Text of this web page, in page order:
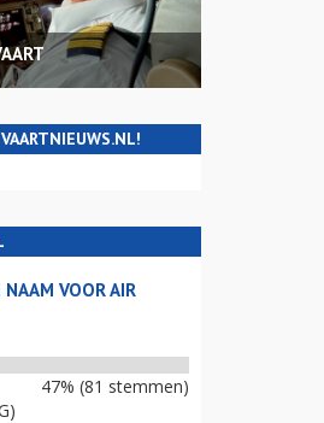
NAAM VOOR AIR
47% (81 stemmen)